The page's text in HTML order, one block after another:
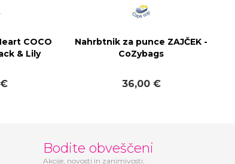
COCO
& Lily
Nahrbtnik za punce ZAJČEK -
CoZybags
36,00 €
Bodite obveščeni
Akcije, novosti in zanimivosti.